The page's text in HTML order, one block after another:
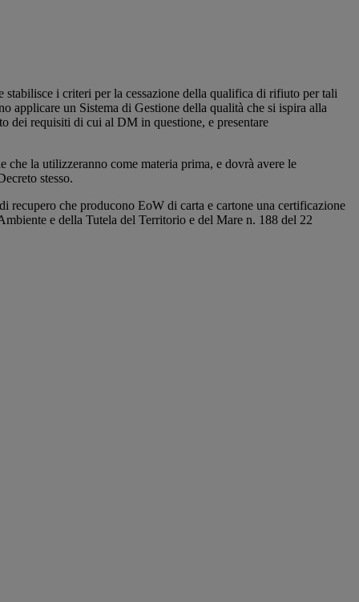
i criteri per la cessazione della qualifica di rifiuto per tali
un Sistema di Gestione della qualità che si ispira alla
dei requisiti di cui al DM in questione, e presentare
che la utilizzeranno come materia prima, e dovrà avere le
stesso.
che producono EoW di carta e cartone una certificazione
e della Tutela del Territorio e del Mare n. 188 del 22